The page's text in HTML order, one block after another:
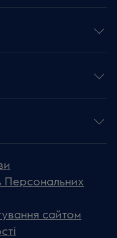
Персональних
сайтом